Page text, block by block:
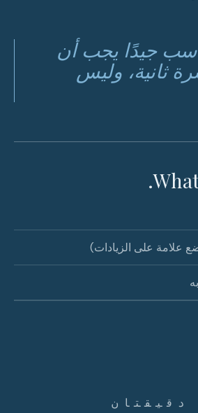
جيدًا يجب أن
ثانية، وليس
علامة على الزيادات)
دقيقتان